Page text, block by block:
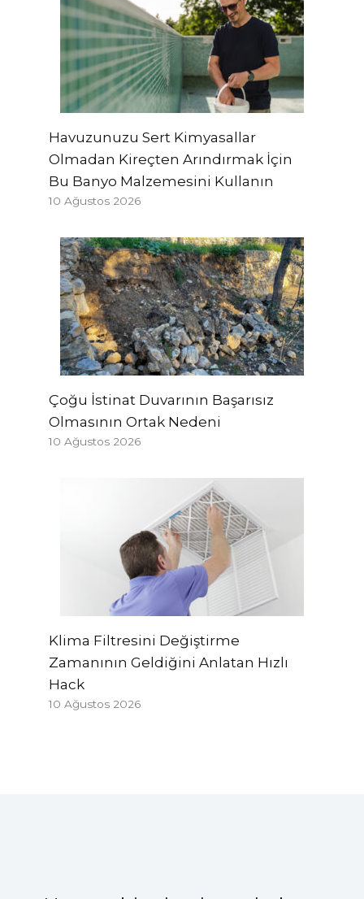
Havuzunuzu Sert Kimyasallar
Olmadan Kireçten Arındırmak İçin
Bu Banyo Malzemesini Kullanın
10 Ağustos 2026
Çoğu İstinat Duvarının Başarısız
Olmasının Ortak Nedeni
10 Ağustos 2026
Klima Filtresini Değiştirme
Zamanının Geldiğini Anlatan Hızlı
Hack
10 Ağustos 2026